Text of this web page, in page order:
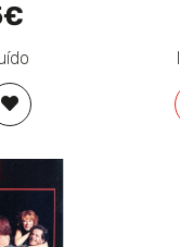
ADICIONAR À LISTA